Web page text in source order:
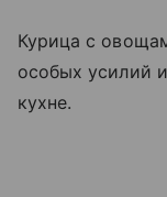
Курица с
особых усилий
кухне.